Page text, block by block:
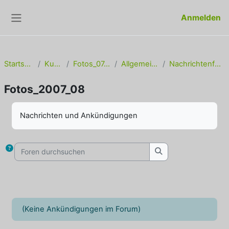
Anmelden
Startseite Kurse Fotos_07_08 Allgemeines Nachrichtenforum
Fotos_2007_08
Nachrichten und Ankündigungen
Foren durchsuchen
Foren durchsuchen
(Keine Ankündigungen im Forum)